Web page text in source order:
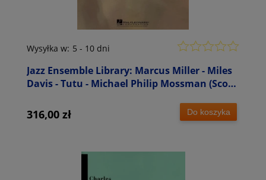
Jazz Ensemble Library: Marcus Miller - Miles
Davis - Tutu - Michael Philip Mossman (Score
Wysyłka w: 5 - 10 dni
316,00 zł Do koszyka